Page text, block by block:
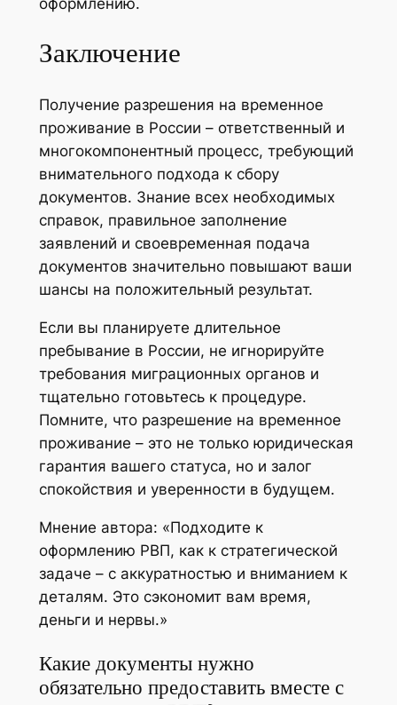
Заключение
Получение разрешения на временное
проживание в России – ответственный и
многокомпонентный процесс, требующий
внимательного подхода к сбору
документов. Знание всех необходимых
справок, правильное заполнение
заявлений и своевременная подача
документов значительно повышают ваши
шансы на положительный результат.
Если вы планируете длительное
пребывание в России, не игнорируйте
требования миграционных органов и
тщательно готовьтесь к процедуре.
Помните, что разрешение на временное
проживание – это не только юридическая
гарантия вашего статуса, но и залог
спокойствия и уверенности в будущем.
Мнение автора: «Подходите к
оформлению РВП, как к стратегической
задаче – с аккуратностью и вниманием к
деталям. Это сэкономит вам время,
деньги и нервы.»
Какие документы нужно
обязательно предоставить вместе с